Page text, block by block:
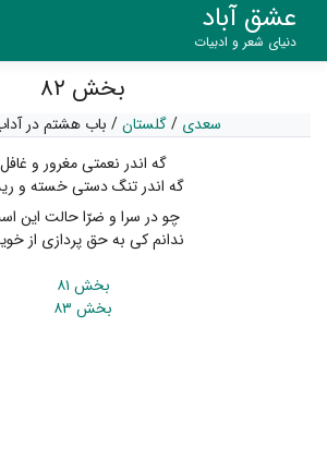
عشق آباد
دنیای شعر و ادبیات
بخش ۸۲
سعدی /گلستان / باب هشتم در
گه اندر نعمتی مغرور و غافل
گه اندر تنگ دستی خسته و
چو در سرا و ضرّا حالت این
ندانم کی به حق پردازی از
بخش ۸۱
بخش ۸۳